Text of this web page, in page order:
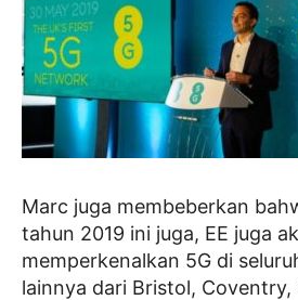
Marc juga membeberkan
tahun 2019 ini juga, EE juga
memperkenalkan 5G di
lainnya dari Bristol, Coventry,